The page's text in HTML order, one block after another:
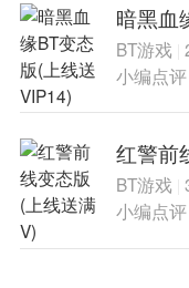
暗黑血
送
BT游戏
小编点
红警前
V)
BT游戏
小编点